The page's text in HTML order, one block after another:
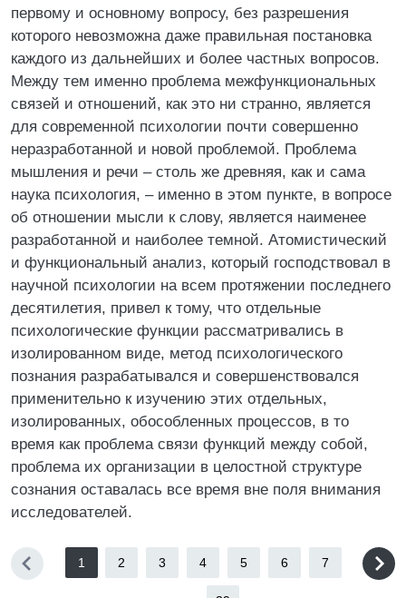
первому и основному вопросу, без разрешения
которого невозможна даже правильная постановка
каждого из дальнейших и более частных вопросов.
Между тем именно проблема межфункциональных
связей и отношений, как это ни странно, является
для современной психологии почти совершенно
неразработанной и новой проблемой. Проблема
мышления и речи – столь же древняя, как и сама
наука психология, – именно в этом пункте, в вопросе
об отношении мысли к слову, является наименее
разработанной и наиболее темной. Атомистический
и функциональный анализ, который господствовал в
научной психологии на всем протяжении последнего
десятилетия, привел к тому, что отдельные
психологические функции рассматривались в
изолированном виде, метод психологического
познания разрабатывался и совершенствовался
применительно к изучению этих отдельных,
изолированных, обособленных процессов, в то
время как проблема связи функций между собой,
проблема их организации в целостной структуре
сознания оставалась все время вне поля внимания
исследователей.
1 2 3 4 5 6 7